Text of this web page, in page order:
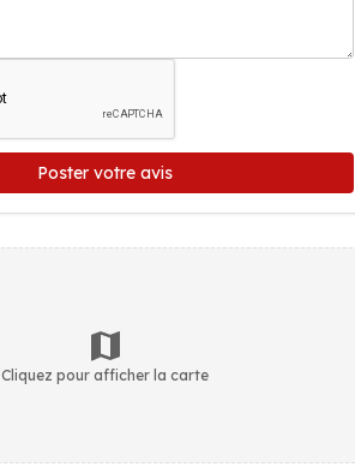
Poster votre avis
Cliquez pour afficher la carte